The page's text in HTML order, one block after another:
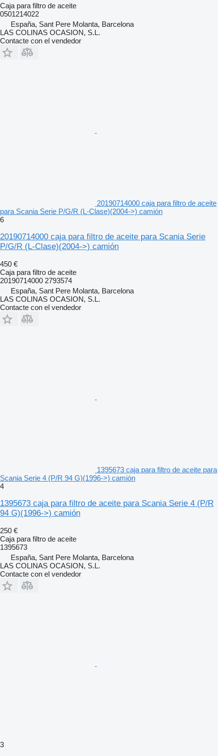
Caja para filtro de aceite
0501214022
España, Sant Pere Molanta, Barcelona
LAS COLINAS OCASION, S.L.
Contacte con el vendedor
20190714000 caja para filtro de aceite
para Scania Serie P/G/R (L-Clase)(2004->) camión
6
20190714000 caja para filtro de aceite para Scania Serie
P/G/R (L-Clase)(2004->) camión
450 €
Caja para filtro de aceite
20190714000 2793574
España, Sant Pere Molanta, Barcelona
LAS COLINAS OCASION, S.L.
Contacte con el vendedor
1395673 caja para filtro de aceite para
Scania Serie 4 (P/R 94 G)(1996->) camión
4
1395673 caja para filtro de aceite para Scania Serie 4 (P/R
94 G)(1996->) camión
250 €
Caja para filtro de aceite
1395673
España, Sant Pere Molanta, Barcelona
LAS COLINAS OCASION, S.L.
Contacte con el vendedor
3